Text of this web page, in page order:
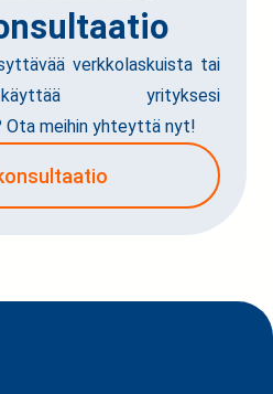
verkkolaskuista tai
yrityksesi
Ota meihin yhteyttä nyt!